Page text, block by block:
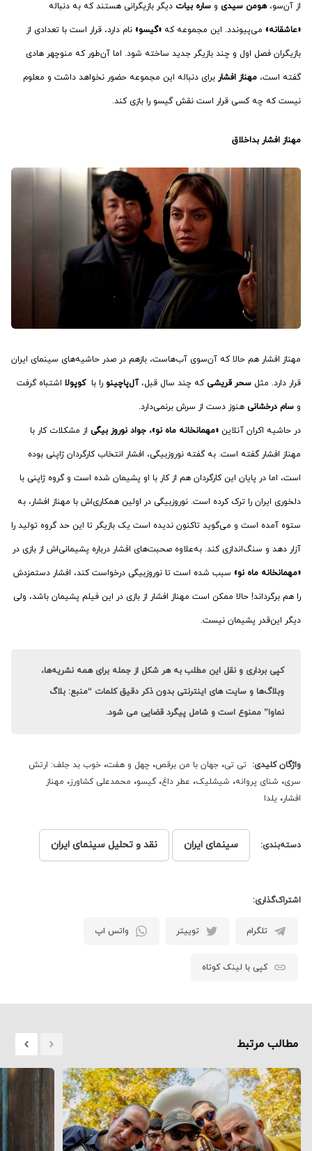
از آن‌سو،هومن سیدی و ساره بیات دیگر بازیگرانی هستند که به دنباله
«عاشقانه» می‌پیوندد. این مجموعه که «گیسو» نام دارد، قرار است با تعدادی از
بازیگران فصل اول و چند بازیگر جدید ساخته شود. اما آن‌طور که منوچهر هادی
گفته است، مهناز افشار برای دنباله این مجموعه حضور نخواهد داشت و معلوم
نیست که چه کسی قرار است نقش گیسو را بازی کند.
مهناز افشار بداخلاق
مهناز افشار هم حالا که آن‌سوی آب‌هاست، بازهم در صدر حاشیه‌های سینمای ایران
قرار دارد. مثل سحر قریشیکه چند سال قبل، آل‌پاچینو را باکوپولا اشتباه گرفت
و سام درخشانی هنوز دست از سرش برنمی‌دارد.
در حاشیه اکران آنلاین «مهمانخانه ماه نو»، جواد نوروز بیگی از مشکلات کار با
مهناز افشار گفته است. به گفته نوروزبیگی، افشار انتخاب کارگردان ژاپنی بوده
است، اما در پایان این کارگردان هم از کار با او پشیمان شده است و گروه ژاپنی با
دلخوری ایران را ترک کرده است. نوروزبیگی در اولین همکاری‌اش با مهناز افشار، به
ستوه آمده است و می‌گوید تاکنون ندیده است یک بازیگر تا این حد گروه تولید را
آزار دهد و سنگ‌اندازی کند. به‌علاوه صحبت‌های افشار درباره پشیمانی‌اش از بازی در
«مهمانخانه ماه نو» سبب شده است تا نوروزبیگی درخواست کند، افشار دستمزدش
را هم برگرداند! حالا ممکن است مهناز افشار از بازی در این فیلم پشیمان باشد، ولی
دیگر این‌قدر پشیمان نیست.
کپی برداری و نقل این مطلب به هر شکل از جمله برای همه نشریه‌ها،
وبلاگ‌ها و سایت های اینترنتی بدون ذکر دقیق کلمات “منبع: بلاگ
نماوا” ممنوع است و شامل پیگرد قضایی می شود.
واژگان کلیدی: تی تی، جهان با من برقص، چهل و هفت، خوب بد جلف: ارتش
سری، شنای پروانه، شیشلیک، عطر داغ، گیسو، محمدعلی کشاورز، مهناز
افشار، یلدا
دسته‌بندی: سینمای ایران نقد و تحلیل سینمای ایران
اشتراک‌گذاری:
تلگرام توییتر واتس اپ
کپی با لینک کوتاه
مطالب مرتبط